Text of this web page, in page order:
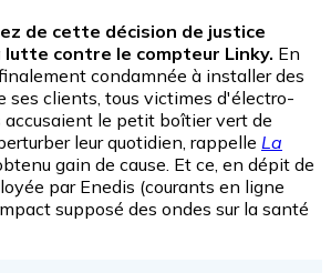
de cette décision de justice
contre le compteur Linky. En
condamnée à installer des
ses clients, tous victimes d'électro-
le petit boîtier vert de
leur quotidien, rappelle La
gain de cause. Et ce, en dépit de
par Enedis (courants en ligne
supposé des ondes sur la santé